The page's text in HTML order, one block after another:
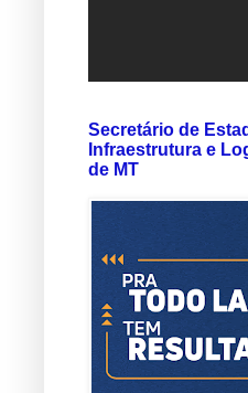
Secretário de
Infraestrutura e
de MT